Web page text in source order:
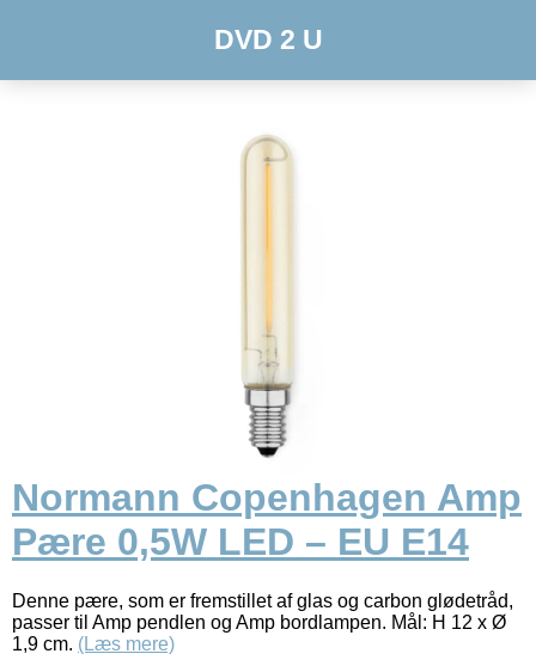
DVD 2 U
Normann Copenhagen Amp
Pære 0,5W LED – EU E14
Denne pære, som er fremstillet af glas og carbon glødetråd,
passer til Amp pendlen og Amp bordlampen. Mål: H 12 x Ø
1,9 cm. (Læs mere)